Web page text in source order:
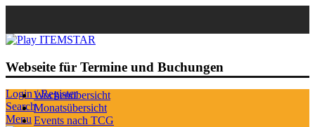
Webseite für Termine und Buchungen
Login / Register
Search
Menu
Wochenübersicht
Monatsübersicht
Events nach TCG